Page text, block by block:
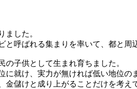
ました。
呼ばれる集まりを率いて、都と周
子供として生まれ育ちました。
就け、実力が無ければ低い地位の
儲けと成り上がることだけを考え